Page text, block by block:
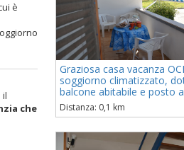
è
il
che
Graziosa casa vacanza
soggiorno climatizzato,
balcone abitabile e posto
Distanza: 0,1 km